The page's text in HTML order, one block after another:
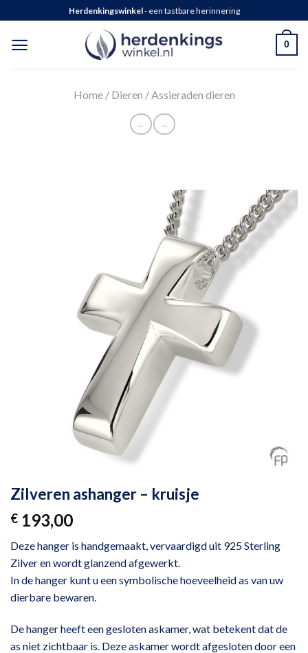
Herdenkingswinkel- een tastbare herinnering
0
Home/ Dieren /Assieraden dieren
← →
Zilveren ashanger – kruisje
€ 193,00
Deze hanger is handgemaakt, vervaardigd uit 925 Sterling
Zilver en wordt glanzend afgewerkt.
In de hanger kunt u een symbolische hoeveelheid as van uw
dierbare bewaren.
De hanger heeft een gesloten askamer, wat betekent dat de
as niet zichtbaar is. Deze askamer wordt afgesloten door een